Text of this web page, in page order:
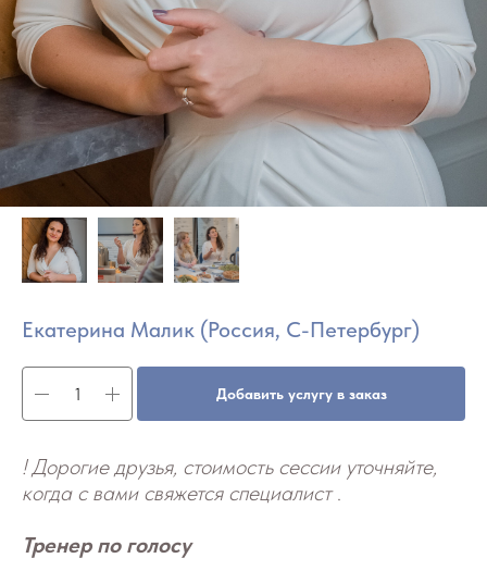
Екатерина Малик (Россия, С-Петербург)
Добавить услугу в заказ
! Дорогие друзья, стоимость сессии уточняйте,
когда с вами свяжется специалист.
Тренер по голосу